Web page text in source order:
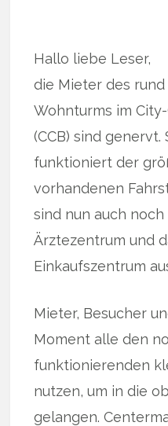
Hallo liebe Leser,
die Mieter des
Wohnturms im
(CCB) sind
funktioniert der
vorhandenen
sind nun auch
Ärztezentrum und
Einkaufszentrum
Mieter, Besucher
Moment alle den
funktionierenden
nutzen, um in die
gelangen.